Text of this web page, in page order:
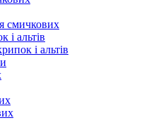
смичкових
і альтів
і альтів